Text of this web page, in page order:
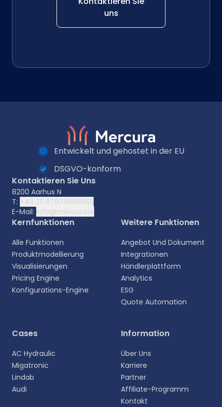
uns
Entwickelt und gehostet in der EU
DSGVO-konform
Kontaktieren Sie Uns
8200 Aarhus N
T: +49 211 87973996665
E-Mail: info@mercura.io
Kernfunktionen
Alle Funktionen
Produktmodellierung
Visualisierungen
Pricing Engine
Konfigurations-Engine
Weitere Funktionen
Angebot Und Dokument
Integrationen
Händlerplattform
Analytics
ESG
Quote Automation
Cases
AC Hydraulic
Migatronic
Lindab
Audi
Information
Über Uns
Karriere
Partner
Affiliate-Programm
Kontakt